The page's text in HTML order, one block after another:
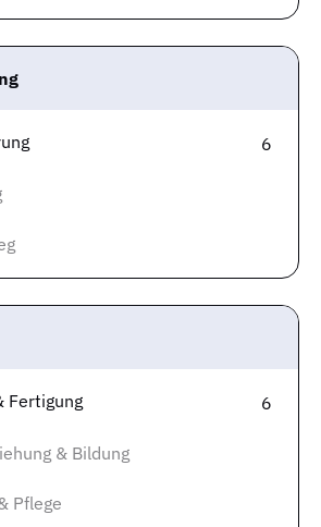
6
Fertigung 6
& Bildung
Pflege
Berufe & Finanzwesen
Pflege